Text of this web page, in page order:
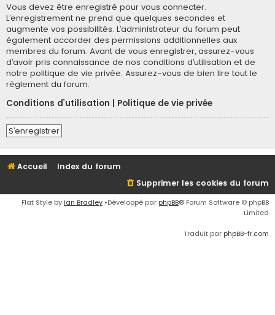
Vous devez être enregistré pour vous connecter.
L’enregistrement ne prend que quelques secondes et
augmente vos possibilités. L’administrateur du forum peut
également accorder des permissions additionnelles aux
membres du forum. Avant de vous enregistrer, assurez-vous
d’avoir pris connaissance de nos conditions d’utilisation et de
notre politique de vie privée. Assurez-vous de bien lire tout le
règlement du forum.
Conditions d’utilisation | Politique de vie privée
S’enregistrer
Accueil
Index du forum
Supprimer les cookies du forum
Flat Style by Ian Bradley •Développé par phpBB® Forum Software © phpBB
Limited
Traduit par phpBB-fr.com